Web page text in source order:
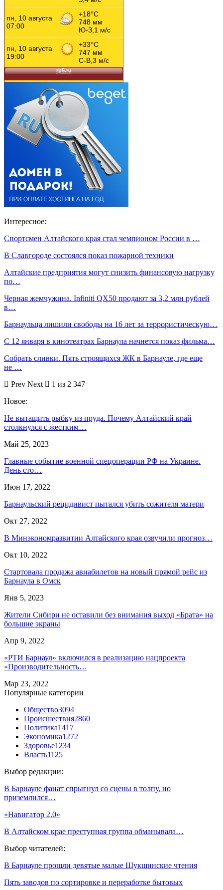
Интересное:
Спортсмен Алтайского края стал чемпионом России в …
В Славгороде состоялся показ пожарной техники
Алтайские предприятия могут снизить финансовую нагрузку
по…
Черная жемчужина. Infiniti QX50 продают за 3,2 млн рублей
в…
Барнаульца лишили свободы на 16 лет за террористическую…
С 12 января в кинотеатрах Барнаула начнется показ фильма…
Собрать сливки. Пять строящихся ЖК в Барнауле, где еще
не …
Prev Next
1 из 2 347
Новое:
Не вытащить рыбку из пруда. Почему Алтайский край
столкнулся с жестким…
Май 25, 2023
Главные событие военной спецоперации РФ на Украине.
День сто…
Июн 17, 2022
Барнаульский рецидивист пытался убить сожителя матери
Окт 27, 2022
В Минэкономразвитии Алтайского края озвучили прогноз…
Окт 10, 2022
Стартовала продажа авиабилетов на новый прямой рейс из
Барнаула в Омск
Янв 5, 2023
Жители Сибири не оставили без внимания выход «Брата» на
большие экраны
Апр 9, 2022
«РТИ Барнаул» включился в реализацию нацпроекта
«Производительность…
Мар 23, 2022
Популярные категории
Общество3094
Происшествия2860
Политика1417
Экономика1272
Здоровье1234
Власть1125
Выбор редакции:
В Барнауле фанат спрыгнул со сцены в толпу, но
приземлился…
«Навигатор 2.0»
В Алтайском крае преступная группа обманывала…
Выбор читателей:
В Барнауле прошли девятые малые Шукшинские чтения
Пять заводов по сортировке и переработке бытовых